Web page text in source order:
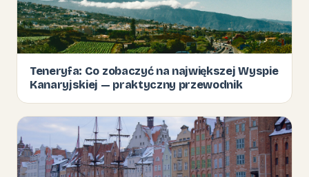
Teneryfa: Co zobaczyć na największej Wyspie
Kanaryjskiej — praktyczny przewodnik